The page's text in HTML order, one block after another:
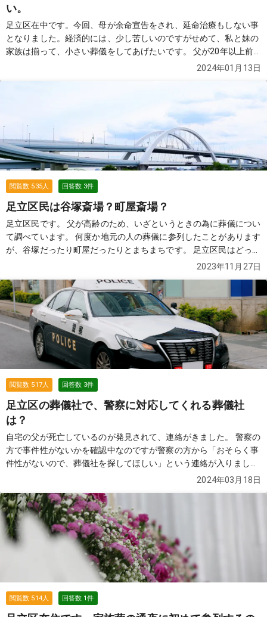
い。
足立区在中です。今回、母が余命宣告をされ、延命治療もしない事
となりました。経済的には、少し苦しいのですがせめて、私と妹の
家族は揃って、小さい葬儀をしてあげたいです。 父が20年以上前
に他界した時は、私が高校生だったこともあり、葬儀は母が段取り
2024年01月13日
閲覧数 535人 回答数 3件
足立区民は谷塚斎場？町屋斎場？
足立区民です。 父が高齢のため、いざというときの為に葬儀につい
て調べています。 何度か地元の人の葬儀に参列したことがあります
が、谷塚だったり町屋だったりとまちまちです。 足立区民はどっち
を使ったらお得とか、どっちの方が予約を取りやすいとかあるんで
2023年11月27日
閲覧数 517人 回答数 3件
足立区の葬儀社で、警察に対応してくれる葬儀社
は？
自宅の父が死亡しているのが発見されて、連絡がきました。 警察の
方で事件性がないかを確認中なのですが警察の方から「おそらく事
件性がないので、葬儀社を探してほしい」という連絡が入りまし
2024年03月18日
閲覧数 514人 回答数 1件